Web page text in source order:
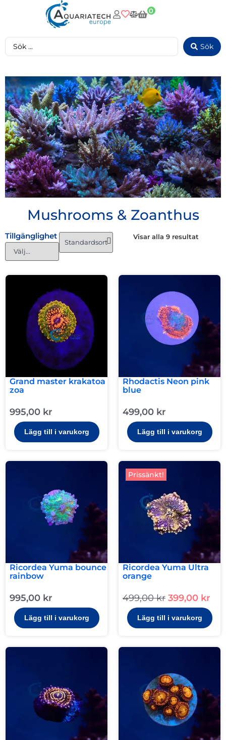
0
Sök
Mushrooms & Zoanthus
Tillgänglighet Visar alla 9 resultat
Grand master krakatoa
zoa
995,00 kr
Lägg till i varukorg
Rhodactis Neon pink
blue
499,00 kr
Lägg till i varukorg
Ricordea Yuma bounce
rainbow
995,00 kr
Lägg till i varukorg
Prissänkt!
Ricordea Yuma Ultra
orange
499,00kr 399,00 kr
Lägg till i varukorg